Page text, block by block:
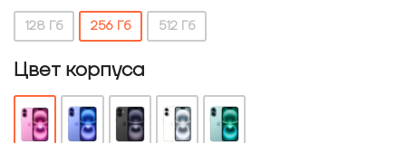
128 Гб 256 Гб 512 Гб
Цвет корпуса